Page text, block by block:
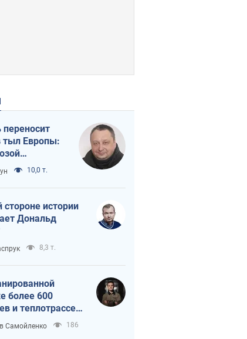
тыл Европы:
10,0 т.
стороне истории
Дональд
8,3 т.
более 600
и теплотрассе:
на
в Киеве
Самойленко 186